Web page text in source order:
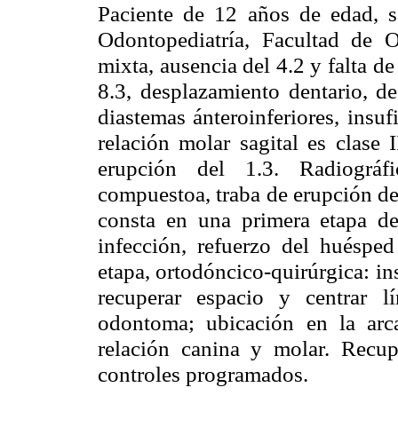
Paciente de 12 años de edad,
Odontopediatría, Facultad de
mixta, ausencia del 4.2 y falta
8.3, desplazamiento dentario,
diastemas ánteroinferiores,
relación molar sagital es
erupción del 1.3.
compuestoa, traba de erupción
consta en una primera etapa
infección, refuerzo del
etapa, ortodóncico-quirúrgica:
recuperar espacio y centrar
odontoma; ubicación en la
relación canina y molar.
controles programados.